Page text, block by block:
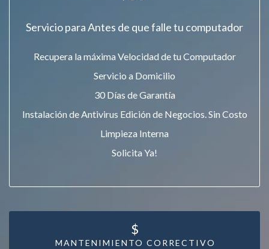
Servicio para Antes de que falle tu computador
Recupera la máxima Velocidad de tu Computador
Servicio a Domicilio
30 Días de Garantía
Instalación de Antivirus Edición de Negocios. Sin Costo
Limpieza Interna
Solicita Ya!
MANTENIMIENTO CORRECTIVO
$